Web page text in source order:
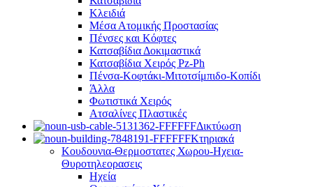
Κλειδιά
Μέσα Ατομικής Προστασίας
Πένσες και Κόφτες
Κατσαβίδια Δοκιμαστικά
Κατσαβίδια Χειρός Pz-Ph
Πένσα-Κοφτάκι-Μιτοτσίμπιδο-Κοπίδι
Άλλα
Φωτιστικά Χειρός
Ατσαλίνες Πλαστικές
Δικτύωση
Κτηριακά
Κουδουνια-Θερμοστατες Χωρου-Ηχεια-
Θυροτηλεορασεις
Ηχεία